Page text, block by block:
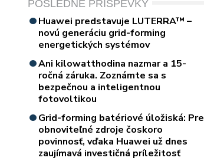
POSLEDNÉ PRÍSPEVKY
Huawei predstavuje LUTERRA™ –
novú generáciu grid-forming
energetických systémov
Ani kilowatthodina nazmar a 15-
ročná záruka. Zoznámte sa s
bezpečnou a inteligentnou
fotovoltikou
Grid-forming batériové úložiská: Pre
obnoviteľné zdroje čoskoro
povinnosť, vďaka Huawei už dnes
zaujímavá investičná príležitosť